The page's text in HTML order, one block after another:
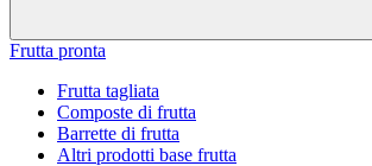
Frutta pronta
Frutta tagliata
Composte di frutta
Barrette di frutta
Altri prodotti base frutta